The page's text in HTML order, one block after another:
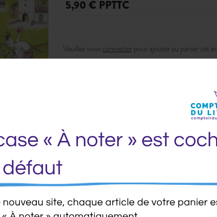
5,90 € PPTTC
Veuillez vous connecterpour ajouter au panier cet
Envoyer à un